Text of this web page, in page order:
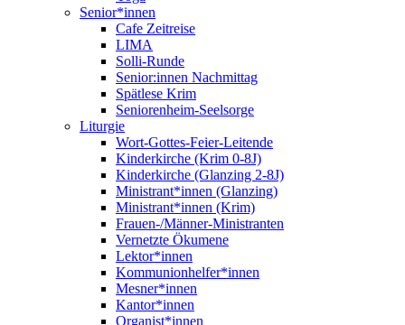
Senior*innen
Cafe Zeitreise
LIMA
Solli-Runde
Senior:innen Nachmittag
Spätlese Krim
Seniorenheim-Seelsorge
Liturgie
Wort-Gottes-Feier-Leitende
Kinderkirche (Krim 0-8J)
Kinderkirche (Glanzing 2-8J)
Ministrant*innen (Glanzing)
Ministrant*innen (Krim)
Frauen-/Männer-Ministranten
Vernetzte Ökumene
Lektor*innen
Kommunionhelfer*innen
Mesner*innen
Kantor*innen
Organist*innen